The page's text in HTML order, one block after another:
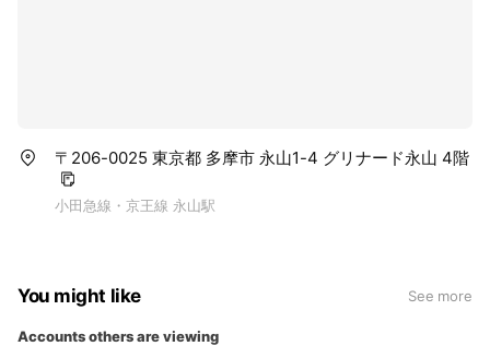
〒206-0025 東京都 多摩市 永山1-4 グリナード永山 4階
小田急線・京王線 永山駅
You might like See more
Accounts others are viewing